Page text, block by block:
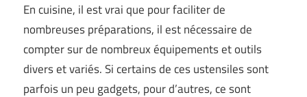
En cuisine, il est vrai que pour faciliter de
nombreuses préparations, il est nécessaire de
compter sur de nombreux équipements et outils
divers et variés. Si certains de ces ustensiles sont
parfois un peu gadgets, pour d’autres, ce sont